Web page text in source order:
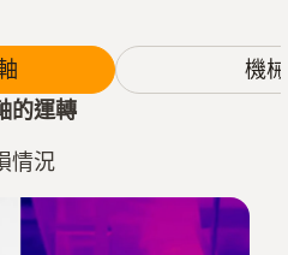
機
的運轉
情況